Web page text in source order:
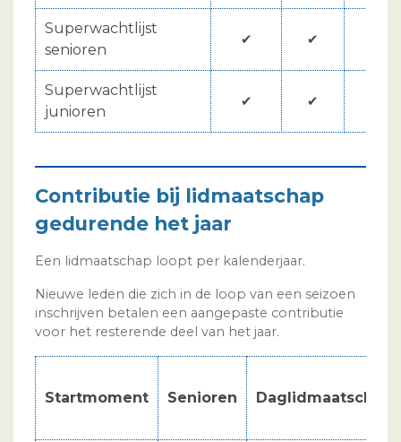
Superwachtlijst
senioren
✔ ✔
Superwachtlijst
junioren
✔ ✔
Contributie bij lidmaatschap
gedurende het jaar
Een lidmaatschap loopt per kalenderjaar.
Nieuwe leden die zich in de loop van een seizoen
inschrijven betalen een aangepaste contributie
voor het resterende deel van het jaar.
Startmoment Senioren Daglidmaatschap